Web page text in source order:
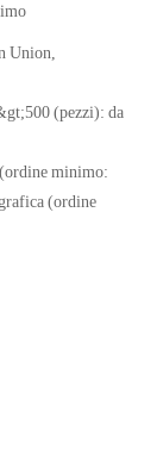
Union,
(pezzi): da
minimo:
(ordine